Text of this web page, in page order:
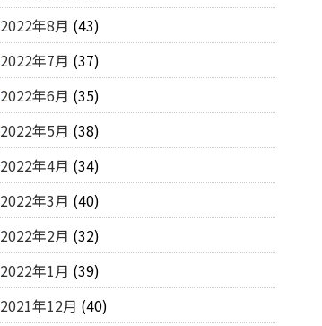
2022年8月 (43)
2022年7月 (37)
2022年6月 (35)
2022年5月 (38)
2022年4月 (34)
2022年3月 (40)
2022年2月 (32)
2022年1月 (39)
2021年12月 (40)